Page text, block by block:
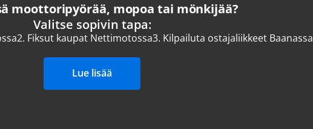
moottoripyörää, mopoa tai mönkijää?
Valitse sopivin tapa:
2. Fiksut kaupat Nettimotossa3. Kilpailuta ostajaliikkeet Baanassa
Lue lisää